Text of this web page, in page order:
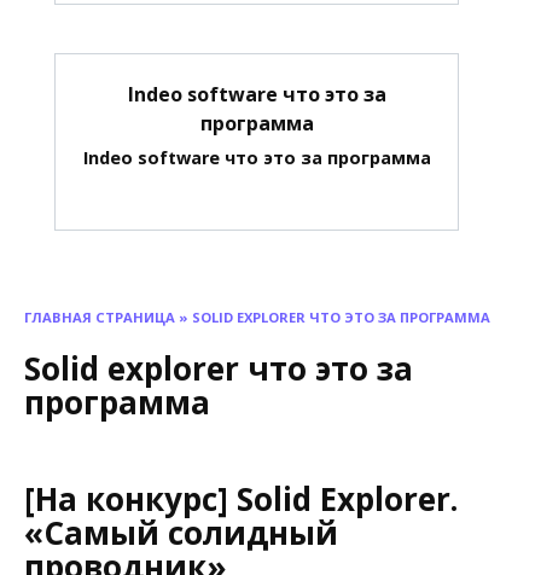
ГЛАВНАЯ СТРАНИЦА » SOLID EXPLORER ЧТО ЭТО ЗА ПРОГРАММА
Solid explorer что это за
программа
[На конкурс] Solid Explorer.
«Самый солидный
Indeo software что это за
программа
Indeo software что это за программа